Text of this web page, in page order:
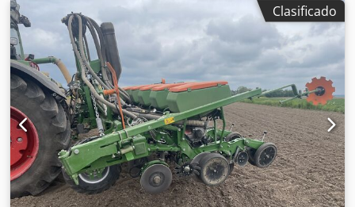
Clasificado